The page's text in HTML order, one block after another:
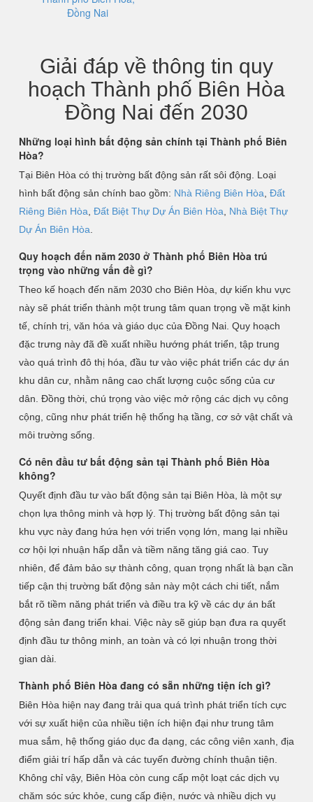
Đồng Nai
Giải đáp về thông tin quy
hoạch Thành phố Biên Hòa
Đồng Nai đến 2030
Những loại hình bất động sản chính tại Thành phố Biên
Hòa?
Tại Biên Hòa có thị trường bất động sản rất sôi động. Loại
hình bất động sản chính bao gồm: Nhà Riêng Biên Hòa Đất
Riêng Biên Hòa Đất Biệt Thự Dự Án Biên Hòa
Nhà Biệt Thự
Dự Án Biên Hòa
Quy hoạch đến năm 2030 ở Thành phố Biên Hòa trú
trọng vào những vấn đề gì?
Theo kế hoạch đến năm 2030 cho Biên Hòa, dự kiến khu vực
này sẽ phát triển thành một trung tâm quan trọng về mặt kinh
tế, chính trị, văn hóa và giáo dục của Đồng Nai. Quy hoạch
đặc trưng này đã đề xuất nhiều hướng phát triển, tập trung
vào quá trình đô thị hóa, đầu tư vào việc phát triển các dự án
khu dân cư, nhằm nâng cao chất lượng cuộc sống của cư
dân. Đồng thời, chú trọng vào việc mở rộng các dịch vụ công
cộng, cũng như phát triển hệ thống hạ tầng, cơ sở vật chất và
môi trường sống.
Có nên đầu tư bất động sản tại Thành phố Biên Hòa
không?
Quyết định đầu tư vào bất động sản tại Biên Hòa, là một sự
chọn lựa thông minh và hợp lý. Thị trường bất động sản tại
khu vực này đang hứa hẹn với triển vọng lớn, mang lại nhiều
cơ hội lợi nhuận hấp dẫn và tiềm năng tăng giá cao. Tuy
nhiên, để đảm bảo sự thành công, quan trọng nhất là bạn cần
tiếp cận thị trường bất động sản này một cách chi tiết, nắm
bắt rõ tiềm năng phát triển và điều tra kỹ về các dự án bất
động sản đang triển khai. Việc này sẽ giúp bạn đưa ra quyết
định đầu tư thông minh, an toàn và có lợi nhuận trong thời
gian dài.
Thành phố Biên Hòa đang có sẵn những tiện ích gì?
Biên Hòa hiện nay đang trải qua quá trình phát triển tích cực
với sự xuất hiện của nhiều tiện ích hiện đại như trung tâm
mua sắm, hệ thống giáo dục đa dạng, các công viên xanh, địa
điểm giải trí hấp dẫn và các tuyến đường chính thuận tiện.
Không chỉ vậy, Biên Hòa còn cung cấp một loạt các dịch vụ
chăm sóc sức khỏe, cung cấp điện, nước và nhiều dịch vụ